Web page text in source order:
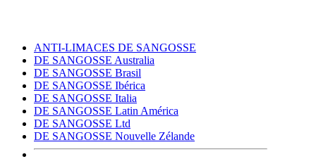
ANTI-LIMACES DE SANGOSSE
DE SANGOSSE Australia
DE SANGOSSE Brasil
DE SANGOSSE Ibérica
DE SANGOSSE Italia
DE SANGOSSE Latin América
DE SANGOSSE Ltd
DE SANGOSSE Nouvelle Zélande